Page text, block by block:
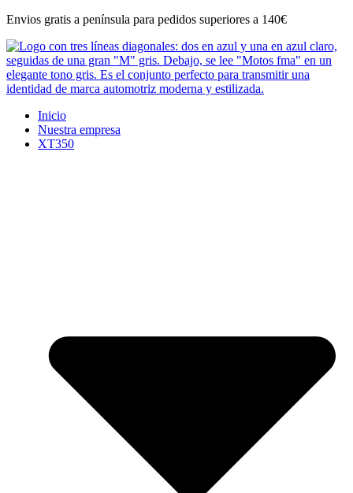
Ir
contenido
Envios gratis a península para pedidos superiores a 140€
Inicio
Nuestra empresa
XT350